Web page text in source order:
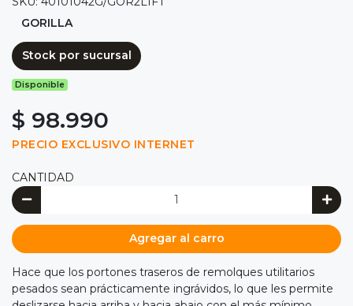
GORILLA
Stock por sucursal
Disponible
$ 98.990
PRECIO EXCLUSIVO INTERNET
CANTIDAD
Agregar al carro
Hace que los portones traseros de remolques utilitarios
pesados sean prácticamente ingrávidos, lo que les permite